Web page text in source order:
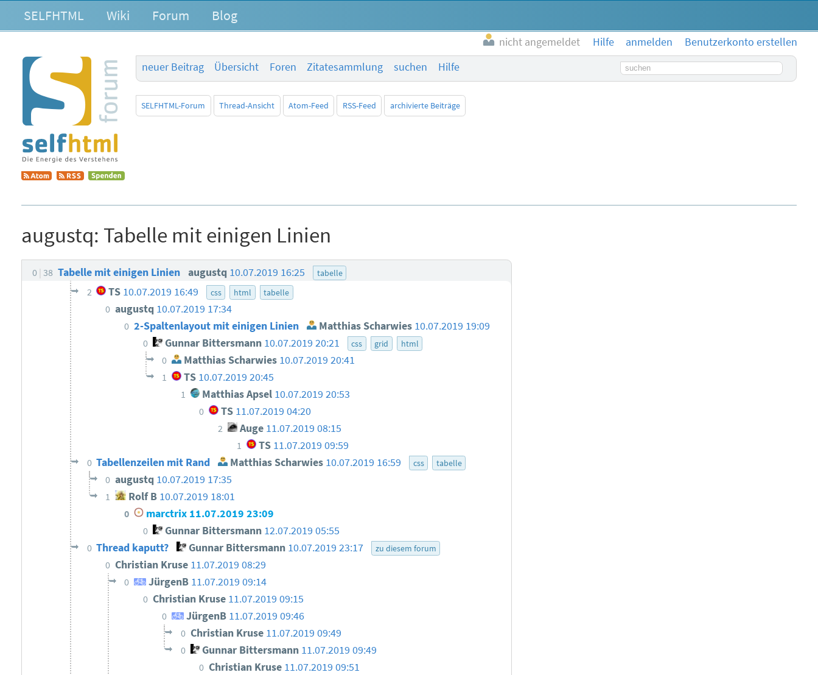
SELFHTML Wiki Forum Blog
nicht angemeldet Hilfe anmelden
Benutzerkonto erstellen
neuer Beitrag
Übersicht Foren Zitatesammlung suchen Hilfe Suchbegriff
SELFHTML-Forum Thread-Ansicht Atom-Feed RSS-Feed archivierte Beiträge
augustq: Tabelle mit einigen Linien
0 38 Tabelle mit einigen Linien augustq 10.07.2019 16:25 tabelle
2 TS 10.07.2019 16:49 css html tabelle
0 augustq 10.07.2019 17:34
0 2-Spaltenlayout mit einigen Linien Matthias Scharwies 10.07.2019 19:09
0 Gunnar Bittersmann 10.07.2019 20:21 css grid html
0 Matthias Scharwies 10.07.2019 20:41
1 TS 10.07.2019 20:45
1 Matthias Apsel 10.07.2019 20:53
0 TS 11.07.2019 04:20
2 Auge 11.07.2019 08:15
1 TS 11.07.2019 09:59
0 Tabellenzeilen mit Rand Matthias Scharwies 10.07.2019 16:59 css tabelle
0 augustq 10.07.2019 17:35
1 Rolf B 10.07.2019 18:01
0 marctrix 11.07.2019 23:09
0 Gunnar Bittersmann 12.07.2019 05:55
0 Thread kaputt? Gunnar Bittersmann 10.07.2019 23:17 zu diesem forum
0 Christian Kruse 11.07.2019 08:29
0 JürgenB 11.07.2019 09:14
0 Christian Kruse 11.07.2019 09:15
0 JürgenB 11.07.2019 09:46
0 Christian Kruse 11.07.2019 09:49
0 Gunnar Bittersmann 11.07.2019 09:49
0 Christian Kruse 11.07.2019 09:51